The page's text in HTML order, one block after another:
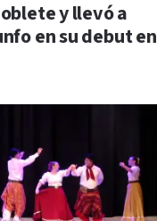
y llevó a
en su debut en